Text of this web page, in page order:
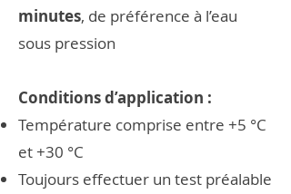
minutes, de préférence à l’eau
sous pression
Conditions d’application :
Température comprise entre +5 °C
et +30 °C
Toujours effectuer un test préalable